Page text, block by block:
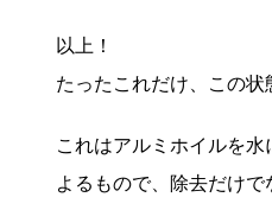
以上！
たったこれだけ、この
これはアルミホイルを
よるもので、除去だけで